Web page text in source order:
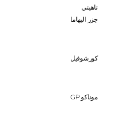
تاهيتي
جزر البهاما
كورشوفيل
موناكو GP